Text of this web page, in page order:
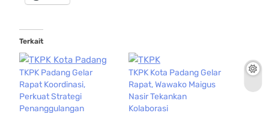
Terkait
TKPK Padang Gelar
Rapat Koordinasi,
Perkuat Strategi
Penanggulangan
TKPK Kota Padang Gelar
Rapat, Wawako Maigus
Nasir Tekankan
Kolaborasi